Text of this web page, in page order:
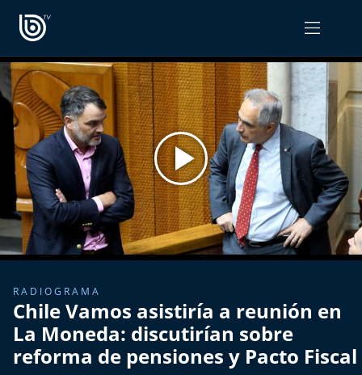
PROGRAMAS
Radiograma
Expreso Bío Bío
Podría Ser Peor
La Entrevista de Tomás Mosciatti
Entrevistas BioBioTV
Comentarios de Tomás Mosciatti
Más de Ti Podcast
OPINIÓN
PODCAST RADIOGRAMA
RADIOGRAMA
Chile Vamos asistiría a reunión en
La Moneda: discutirían sobre
reforma de pensiones y Pacto Fiscal